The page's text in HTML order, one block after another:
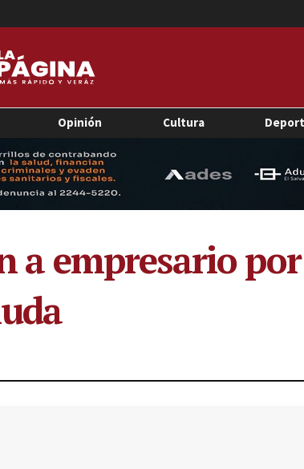
Opinión Cultura
a empresario